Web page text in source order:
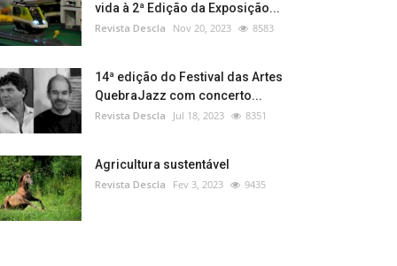
vida à 2ª Edição da Exposição...
Revista Descla Nov 20, 2023 8583
14ª edição do Festival das Artes
QuebraJazz com concerto...
Revista Descla Jul 18, 2023 8351
Agricultura sustentável
Revista Descla Fev 3, 2023 9435